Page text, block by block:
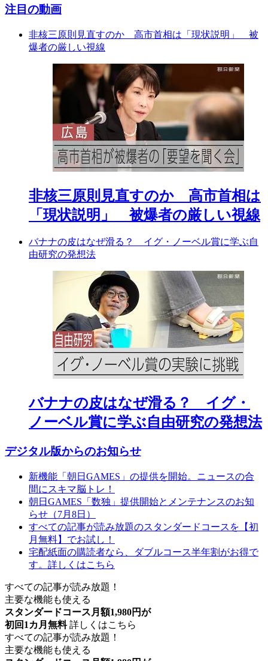
注目の動画
非核三原則見直すのか 高市首相は「現状説明」 被
爆者の厳しい視線
非核三原則見直すのか 高市首相は
「現状説明」 被爆者の厳しい視線
バナナの皮はなぜ滑る？ イグ・ノーベル賞に学ぶ自
由研究の発想法
バナナの皮はなぜ滑る？ イグ・
ノーベル賞に学ぶ自由研究の発想法
デジタル版からのお知らせ
新機能「朝日GAMES」の提供を開始。ニュースの合
間にスキマ脳トレ！
朝日GAMES「数独」提供開始とメンテナンスのお知
らせ（7月8日）
すべての記事が読み放題のスタンダードコースを【初
月無料】でお試し！
宅配紙面の購読者なら、ダブルコース半年割がお得で
す。詳しくはこちら
すべての記事が読み放題！
主要な機能も使える
スタンダードコース月額1,980円が
初回1カ月無料 詳しくはこちら
すべての記事が読み放題！
主要な機能も使える